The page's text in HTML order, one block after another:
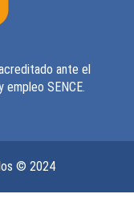
ante el
SENCE.
© 2024